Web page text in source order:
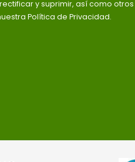
y suprimir, así como
Política de Privacidad.